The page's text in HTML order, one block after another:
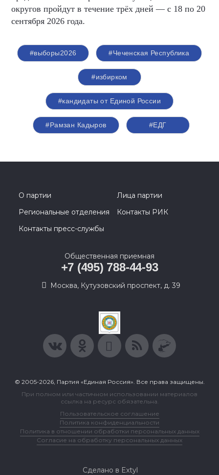
округов пройдут в течение трёх дней — с 18 по 20
сентября 2026 года.
#выборы2026 #Чеченская Республика
#избирком
#кандидаты от Единой России
#Рамзан Кадыров #ЕДГ
О партии
Лица партии
Региональные отделения
Контакты РИК
Контакты пресс-службы
Общественная приемная
+7 (495) 788-44-93
Москва, Кутузовский проспект, д. 39
© 2005-2026, Партия «Единая Россия». Все права защищены.
При полном или частичном использовании материалов
ссылка на ресурс обязательна.
Пользовательское соглашение
Политика конфиденциальности
Политика в отношении обработки персональных данных
Согласие на обработку персональных данных
Сделано в Extyl